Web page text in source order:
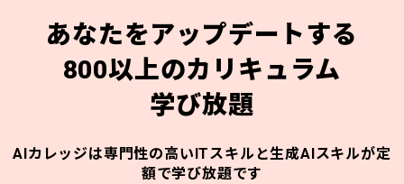
あなたをアップデートする
800以上のカリキュラム
学び放題
AIカレッジは専門性の高いITスキルと生成AIスキルが定
額で学び放題です